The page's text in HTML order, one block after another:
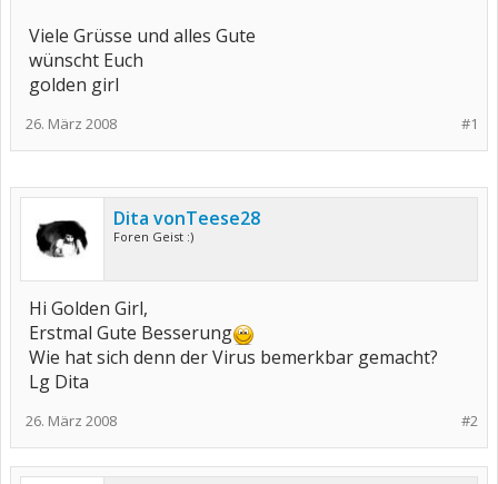
Viele Grüsse und alles Gute
wünscht Euch
golden girl
#1
26. März 2008
Dita vonTeese28
Foren Geist :)
Hi Golden Girl,
Erstmal Gute Besserung
Wie hat sich denn der Virus bemerkbar gemacht?
Lg Dita
#2
26. März 2008